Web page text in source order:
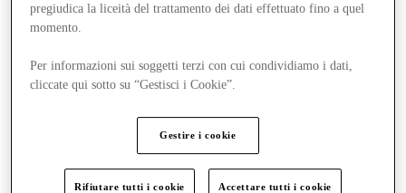
pregiudica la liceità del trattamento dei dati effettuato fino a quel
momento.
Per informazioni sui soggetti terzi con cui condividiamo i dati,
cliccate qui sotto su “Gestisci i Cookie”.
Gestire i cookie
Rifiutare tutti i cookie Accettare tutti i cookie